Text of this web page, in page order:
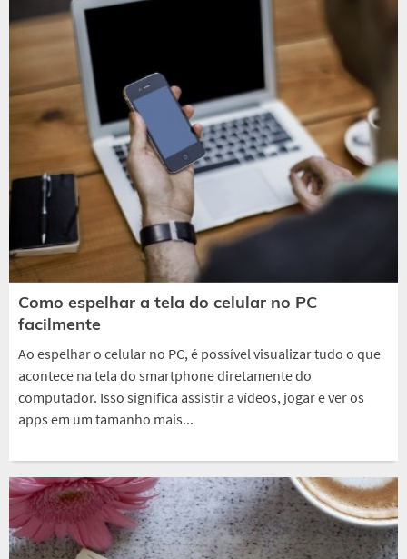
Como espelhar a tela do celular no PC
facilmente
Ao espelhar o celular no PC, é possível visualizar tudo o que
acontece na tela do smartphone diretamente do
computador. Isso significa assistir a vídeos, jogar e ver os
apps em um tamanho mais...